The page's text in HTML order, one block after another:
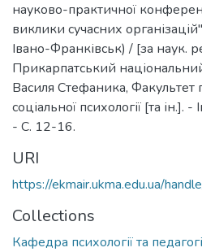
науково-практичної
виклики сучасних
Івано-Франківськ) / [за наук.
Прикарпатський
Василя Стефаника, Факультет
соціальної психології [та ін.].
- С. 12-16.
URI
https://ekmair.ukma.edu.ua/
Collections
Кафедра психології та